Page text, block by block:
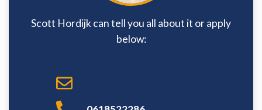
Scott Hordijk can tell you all about it or apply
below: